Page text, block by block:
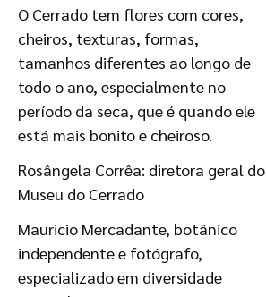
O Cerrado tem flores com cores,
cheiros, texturas, formas,
tamanhos diferentes ao longo de
todo o ano, especialmente no
período da seca, que é quando ele
está mais bonito e cheiroso.
Rosângela Corrêa: diretora geral do
Museu do Cerrado
Mauricio Mercadante, botânico
independente e fotógrafo,
especializado em diversidade